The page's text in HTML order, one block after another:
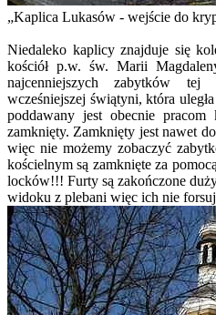
Kaplica Lukasów - wejście do
Niedaleko kaplicy znajduje się
kościół p.w. św. Marii
najcenniejszych zabytków
wcześniejszej świątyni, która
poddawany jest obecnie pracom
zamknięty. Zamknięty jest nawet
więc nie możemy zobaczyć
kościelnym są zamknięte za
locków!!! Furty są zakończone
widoku z plebani więc ich nie